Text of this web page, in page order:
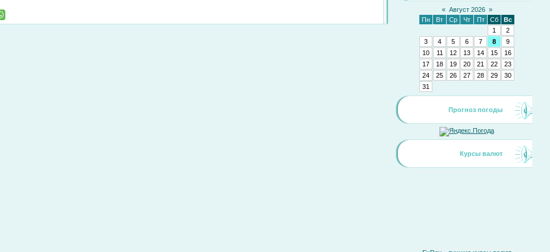
« Август 2026 »
Пн
Вт Ср Чт Пт Сб
Вс
1
2
3
4 5 6 7 8
9
10
11 12 13 14 15
16
17
18 19 20 21 22
23
24
25 26 27 28 29
30
31
Прогноз погоды
Курсы валют